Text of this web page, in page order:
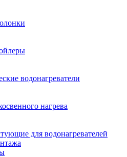
водонагреватели
нагрева
для водонагревателей